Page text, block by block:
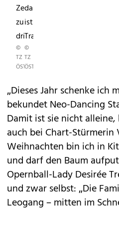
Zeit
zu
dritt.“
©
TZ
ÖSTERREICH/SINGER
das
ist
Tradition.“
©
TZ
ÖSTERREICH/ZEIDLER
„Dieses Jahr schenke ich
bekundet Neo-Dancing
Damit ist sie nicht
auch bei Chart-Stürmerin
Weihnachten bin ich in
und darf den Baum
Opernball-Lady Desirée
und zwar selbst: „Die
Leogang – mitten im